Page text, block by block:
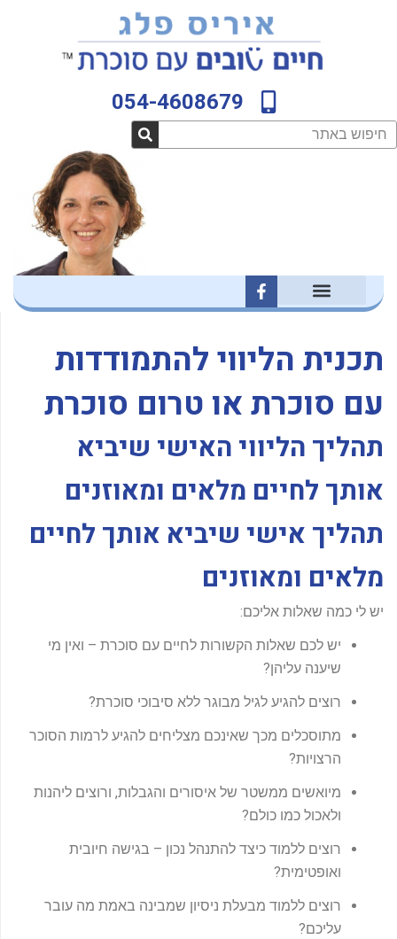
054-4608679
חיפוש
c
o
k
-
תכנית הליווי להתמודדות
עם סוכרת או טרום סוכרת
תהליך הליווי האישי שיביא
אותך לחיים מלאים ומאוזנים
תהליך אישי שיביא אותך לחיים
מלאים ומאוזנים
יש לי כמה שאלות אליכם:
יש לכם שאלות הקשורות לחיים עם סוכרת – ואין מי
שיענה עליהן?
רוצים להגיע לגיל מבוגר ללא סיבוכי סוכרת?
מתוסכלים מכך שאינכם מצליחים להגיע לרמות הסוכר
הרצויות?
מיואשים ממשטר של איסורים והגבלות, ורוצים ליהנות
ולאכול כמו כולם?
רוצים ללמוד כיצד להתנהל נכון – בגישה חיובית
ואופטימית?
רוצים ללמוד מבעלת ניסיון שמבינה באמת מה עובר
עליכם?